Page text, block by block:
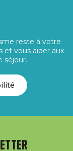
reste à votre
et vous aider aux
séjour.